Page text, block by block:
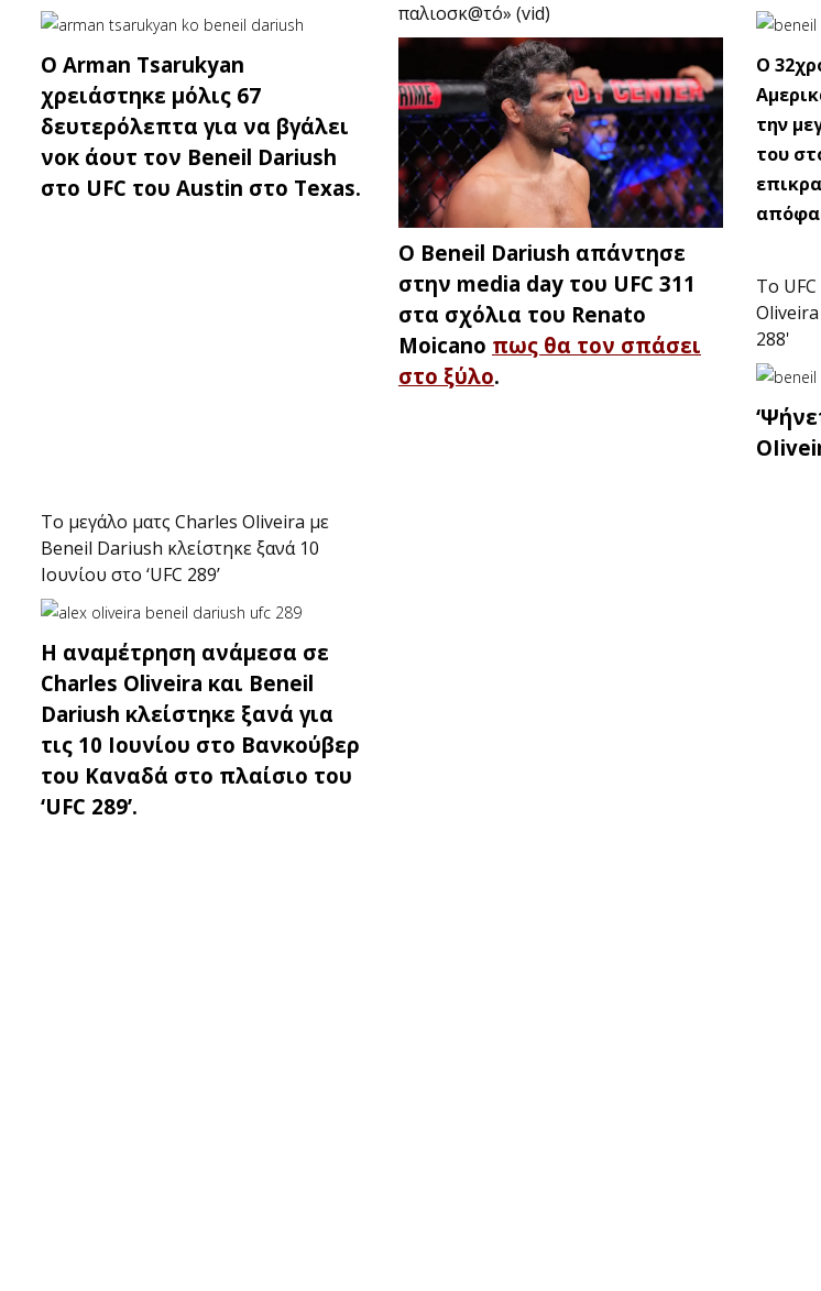
O Arman Tsarukyan
χρειάστηκε μόλις 67
δευτερόλεπτα για να βγάλει
νοκ άουτ τον Beneil Dariush
στο UFC του Austin στο Texas.
παλιοσκ@τό» (vid)
O Beneil Dariush απάντησε
στην media day του UFC 311
στα σχόλια του Renato
Moicano πως θα τον σπάσει
στο ξύλο.
O
την
του
Το
288'
Το μεγάλο ματς Charles Oliveira με
Beneil Dariush κλείστηκε ξανά 10
Ιουνίου στο ‘UFC 289’
H αναμέτρηση ανάμεσα σε
Charles Oliveira και Beneil
Dariush κλείστηκε ξανά για
τις 10 Ιουνίου στο Βανκούβερ
του Καναδά στο πλαίσιο του
‘UFC 289’.